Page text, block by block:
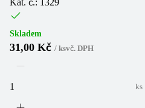
Kat. č.: 1329
Skladem
31,00 Kč / ksvč. DPH
ks